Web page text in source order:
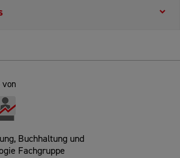
Buchhaltung und
Fachgruppe